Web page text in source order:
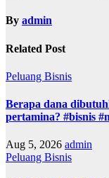
By admin
Related Post
Peluang Bisnis
Berapa dana
pertamina? #bisnis
Aug 5, 2026 admin
Peluang Bisnis